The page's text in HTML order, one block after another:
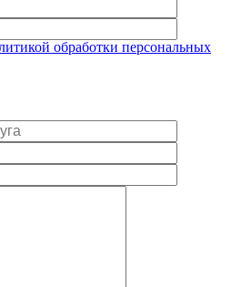
обработки персональных